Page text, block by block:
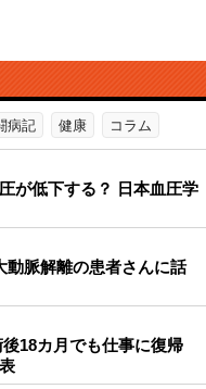
病記 健康 コラム
が低下する？ 日本血圧学
動脈解離の患者さんに話
18カ月でも仕事に復帰